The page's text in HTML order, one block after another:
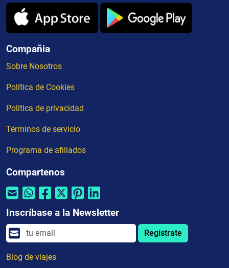
Compañia
Sobre Nosotros
Política de Cookies
Política de privacidad
Términos de servicio
Programa de afiliados
Compartenos
Inscríbase a la Newsletter
Regístrate
Blog de viajes